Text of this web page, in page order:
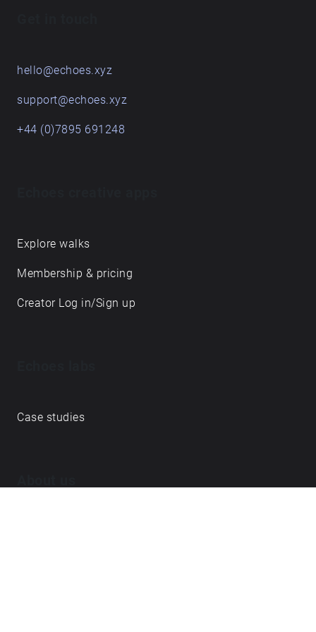
433811\_\_archos\_\_vitamin-tablet.
hello@echoes.xyz
support@echoes.xyz
+44 (0)7895 691248
Explore walks
Membership & pricing
Creator Log in/Sign up
Case studies